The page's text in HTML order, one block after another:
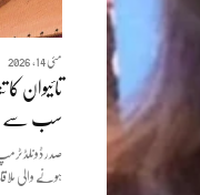
مئی 14, 2026
تائیوان
سب سے
صدر ڈونلڈ
ہونے والی